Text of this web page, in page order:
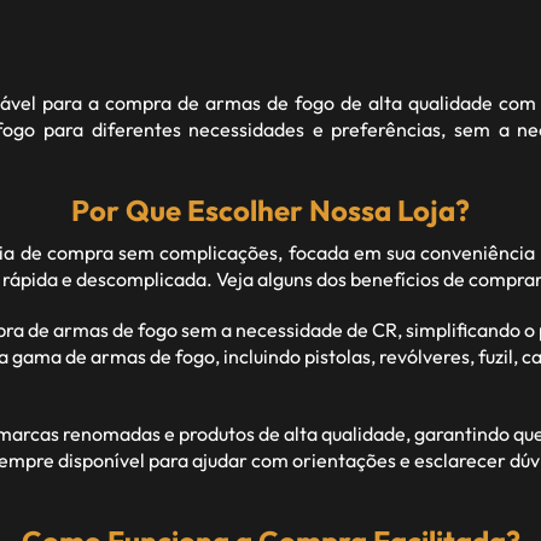
para a compra de armas de fogo de alta qualidade
para diferentes necessidades e preferências, sem a
Por Que Escolher Nossa Loja?
de compra sem complicações, focada em sua
e descomplicada. Veja alguns dos benefícios de
de armas de fogo sem a necessidade de CR, simplificando
de armas de fogo, incluindo pistolas, revólveres, fuzil,
renomadas e produtos de alta qualidade, garantindo
disponível para ajudar com orientações e esclarecer